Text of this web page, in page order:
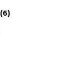
(6)